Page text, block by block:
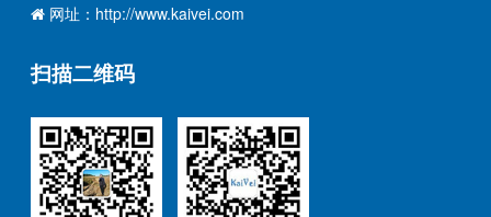
网址：http://www.kaivei.com
扫描二维码